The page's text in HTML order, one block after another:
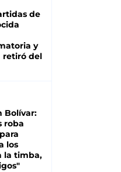
de
y
retiró del
Bolívar:
roba
los
la timba,